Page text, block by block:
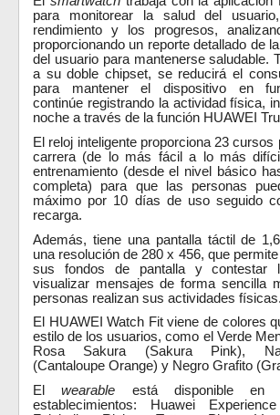
para monitorear la salud del
rendimiento y los progresos,
proporcionando un reporte detallado de
del usuario para mantenerse saludable.
a su doble chipset, se reducirá el
para mantener el dispositivo en
continúe registrando la actividad física,
noche a través de la función HUAWEI
El reloj inteligente proporciona 23 cursos
carrera (de lo más fácil a lo más
entrenamiento (desde el nivel básico
completa) para que las personas
máximo por 10 días de uso seguido
recarga.
Además, tiene una pantalla táctil de
una resolución de 280 x 456, que
sus fondos de pantalla y contestar
visualizar mensajes de forma sencilla
personas realizan sus actividades físicas.
El HUAWEI Watch Fit viene de colores
estilo de los usuarios, como el Verde
Rosa Sakura (Sakura Pink),
(Cantaloupe Orange) y Negro Grafito
Elwearable está disponible en
establecimientos: Huawei